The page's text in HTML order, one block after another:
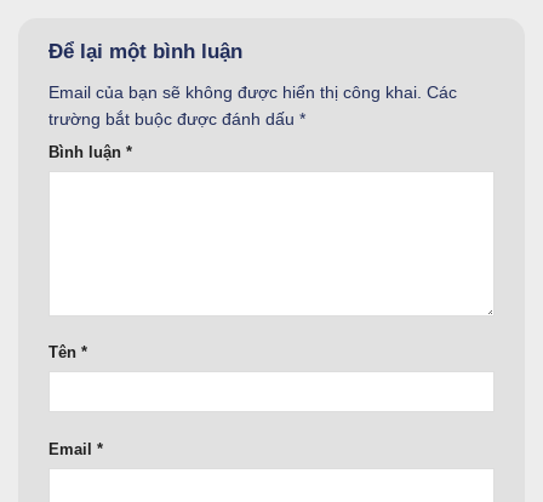
Để lại một bình luận
Email của bạn sẽ không được hiển thị công khai. Các
trường bắt buộc được đánh dấu *
Bình luận *
Tên *
Email *